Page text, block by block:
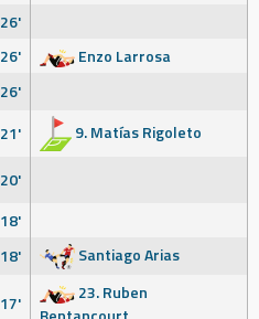
26'
26'
Enzo Larrosa
26'
21'
9. Matías Rigoleto
20'
18'
18'
Santiago Arias
17'
23. Ruben